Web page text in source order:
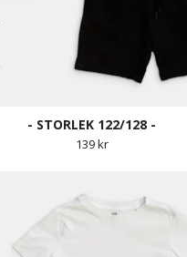
- STORLEK 122/128 -
139 kr